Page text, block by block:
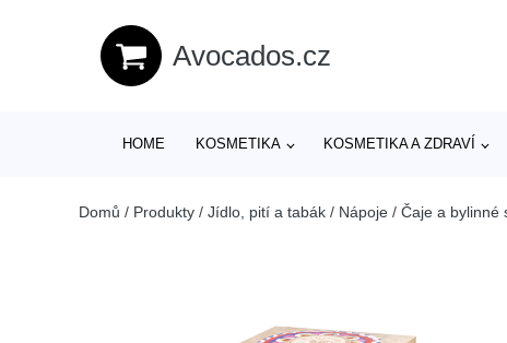
Avocados.cz
HOME KOSMETIKA KOSMETIKA A ZDRAVÍ
Domů / Produkty / Jídlo, pití a tabák / Nápoje / Čaje a bylinné